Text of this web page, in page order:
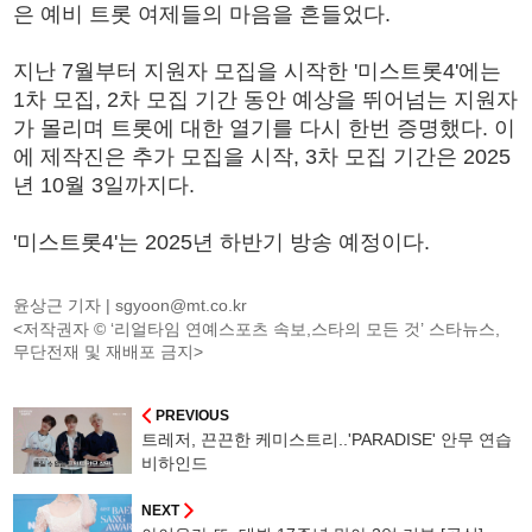
은 예비 트롯 여제들의 마음을 흔들었다.
지난 7월부터 지원자 모집을 시작한 '미스트롯4'에는
1차 모집, 2차 모집 기간 동안 예상을 뛰어넘는 지원자
가 몰리며 트롯에 대한 열기를 다시 한번 증명했다. 이
에 제작진은 추가 모집을 시작, 3차 모집 기간은 2025
년 10월 3일까지다.
'미스트롯4'는 2025년 하반기 방송 예정이다.
윤상근 기자 |sgyoon@mt.co.kr
<저작권자 © ‘리얼타임 연예스포츠 속보,스타의 모든 것’ 스타뉴스,
무단전재 및 재배포 금지>
PREVIOUS
트레저, 끈끈한 케미스트리..'PARADISE' 안무 연습
비하인드
NEXT